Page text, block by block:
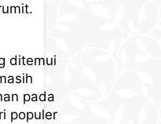
ditemui
pada
populer